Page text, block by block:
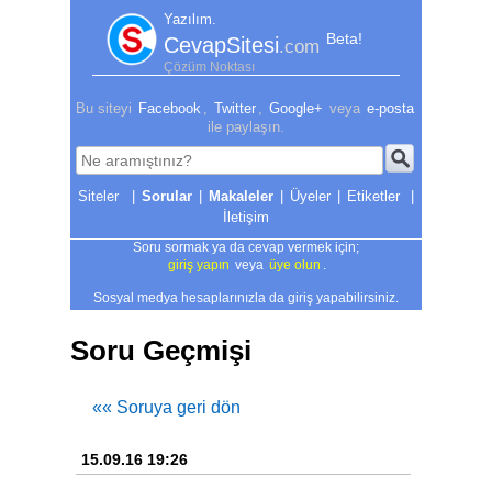
Yazılım.
CevapSitesi.com Beta!
Çözüm Noktası
Bu siteyi Facebook Twitter Google+ veya e-posta
ile paylaşın.
| Sorular | Makaleler | Üyeler | Etiketler
|
İletişim
Soru sormak ya da cevap vermek için;
giriş yapın veya üye olun
Sosyal medya hesaplarınızla da giriş yapabilirsiniz.
Soru Geçmişi
«« Soruya geri dön
15.09.16 19:26